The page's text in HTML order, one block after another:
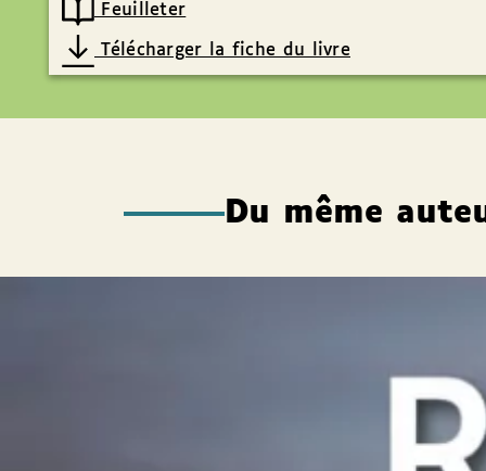
Feuilleter
Télécharger la fiche du livre
Du même